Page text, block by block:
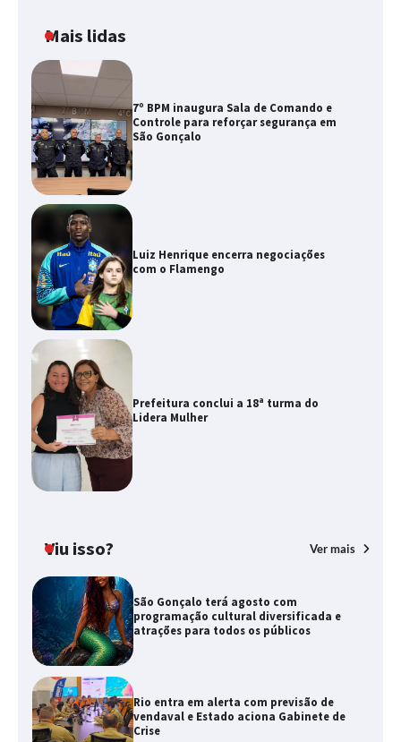
Mais lidas
7º BPM inaugura Sala de Comando e
Controle para reforçar segurança em
São Gonçalo
Luiz Henrique encerra negociações
com o Flamengo
Prefeitura conclui a 18ª turma do
Lidera Mulher
Viu isso? Ver mais
São Gonçalo terá agosto com
programação cultural diversificada e
atrações para todos os públicos
Rio entra em alerta com previsão de
vendaval e Estado aciona Gabinete de
Crise